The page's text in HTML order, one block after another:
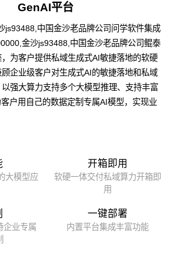
GenAI平台
js93488,中国金沙老品牌公司问学软件集成
金沙js93488,中国金沙老品牌公司鲲泰
为客户提供私域生成式AI敏捷落地的软硬
企业级客户对生成式AI的敏捷落地和私域
强大算力支持多个大模型推理、支持丰富
户用自己的数据定制专属AI模型，实现业
大模型应
开箱即用
软硬一体交付私域算力开箱即
用
企业专属
一键部署
内置平台集成丰富功能